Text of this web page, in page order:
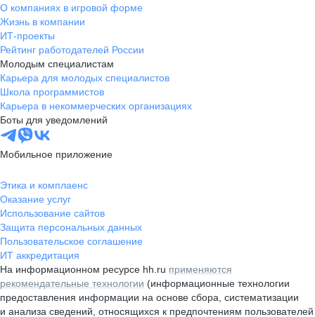
О компаниях в игровой форме
Жизнь в компании
ИТ-проекты
Рейтинг работодателей России
Молодым специалистам
Карьера для молодых специалистов
Школа программистов
Карьера в некоммерческих организациях
Боты для уведомлений
Мобильное приложение
Этика и комплаенс
Оказание услуг
Использование сайтов
Защита персональных данных
Пользовательское соглашение
ИТ аккредитация
На информационном ресурсе hh.ru применяются
рекомендательные технологии (информационные технологии
предоставления информации на основе сбора, систематизации
и анализа сведений, относящихся к предпочтениям пользователей